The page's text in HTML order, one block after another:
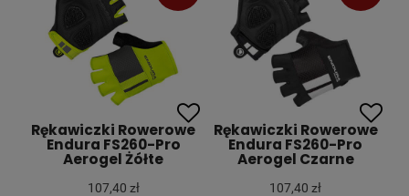
Rękawiczki Rowerowe
Endura FS260-Pro
Aerogel Żółte
107,40 zł
Rękawiczki Rowerowe
Endura FS260-Pro
Aerogel Czarne
107,40 zł